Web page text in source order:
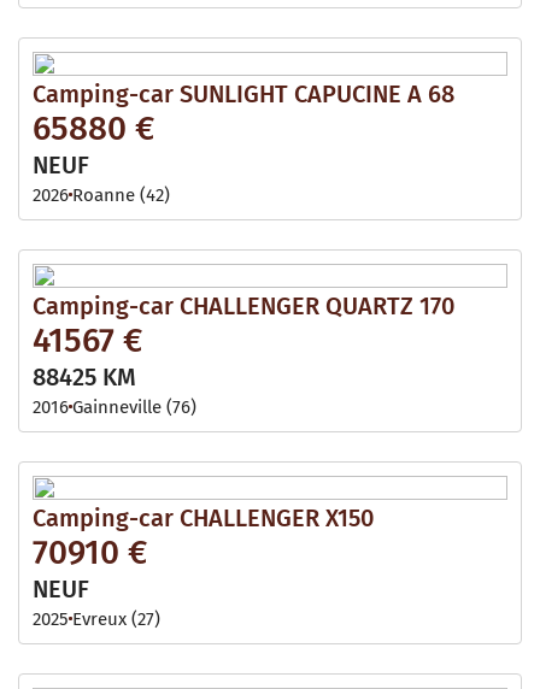
Camping-car SUNLIGHT CAPUCINE A 68
65880 €
NEUF
2026 Roanne (42)
Camping-car CHALLENGER QUARTZ 170
41567 €
88425 KM
2016Gainneville (76)
Camping-car CHALLENGER X150
70910 €
NEUF
2025 Evreux (27)